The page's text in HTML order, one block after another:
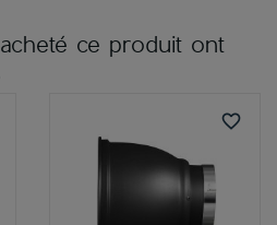
ce produit ont
favorite_border